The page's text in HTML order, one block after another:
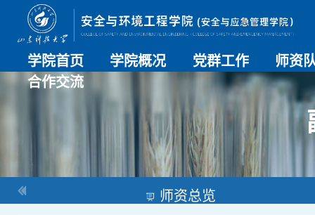
学院首页 学院概况 党群工作 师资
师资总
导师名
教师简
合作交流
师资总览